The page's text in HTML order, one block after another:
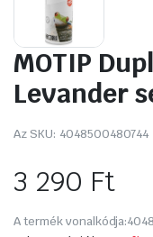
MOTIP
Levander
Az SKU: 4048500480744
3 290 Ft
A termék vonalkódja: